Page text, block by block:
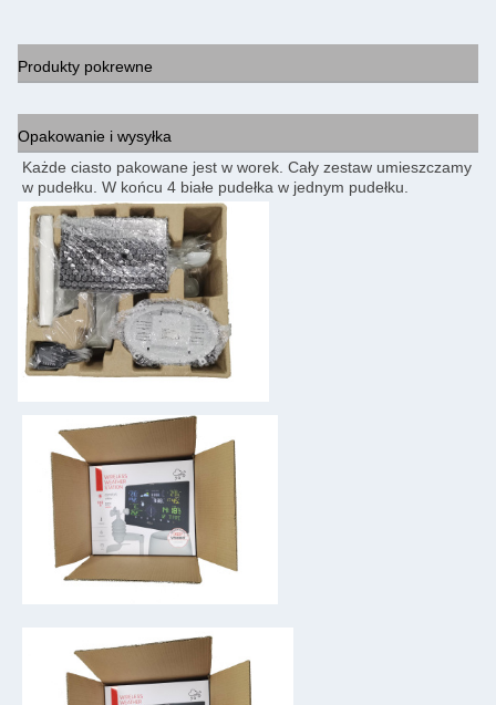
Produkty pokrewne
Opakowanie i wysyłka
Każde ciasto pakowane jest w worek. Cały zestaw umieszczamy
w pudełku. W końcu 4 białe pudełka w jednym pudełku.